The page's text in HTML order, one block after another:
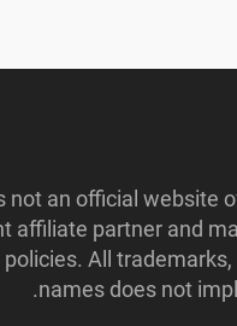
an official website
affiliate partner and
All
names does not